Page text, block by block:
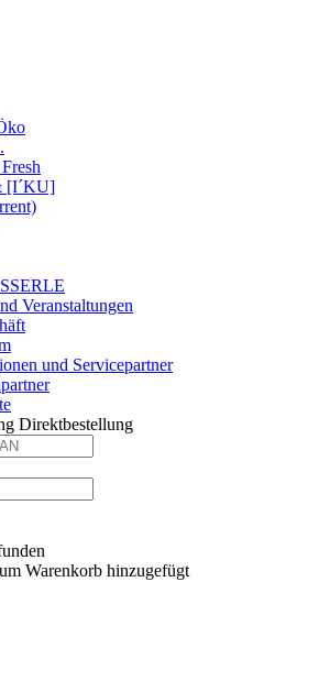
[I´KU]
Veranstaltungen
und Servicepartner
Direktbestellung
Warenkorb hinzugefügt